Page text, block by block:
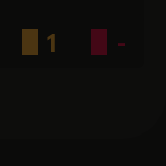
1 -